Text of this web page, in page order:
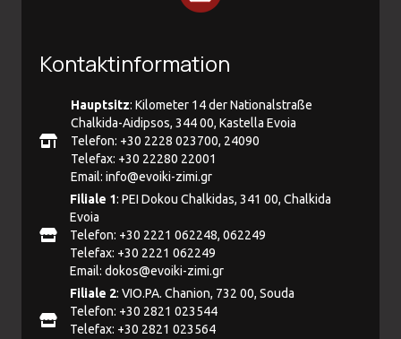
Kontaktinformation
Hauptsitz: Kilometer 14 der Nationalstraße
Chalkida-Aidipsos, 344 00, Kastella Evoia
Telefon: +30 2228 023700, 24090
Telefax: +30 22280 22001
Email: info@evoiki-zimi.gr
Filiale 1: PEI Dokou Chalkidas, 341 00, Chalkida
Evoia
Telefon: +30 2221 062248, 062249
Telefax: +30 2221 062249
Email: dokos@evoiki-zimi.gr
Filiale 2: VIO.PA. Chanion, 732 00, Souda
Telefon: +30 2821 023544
Telefax: +30 2821 023564